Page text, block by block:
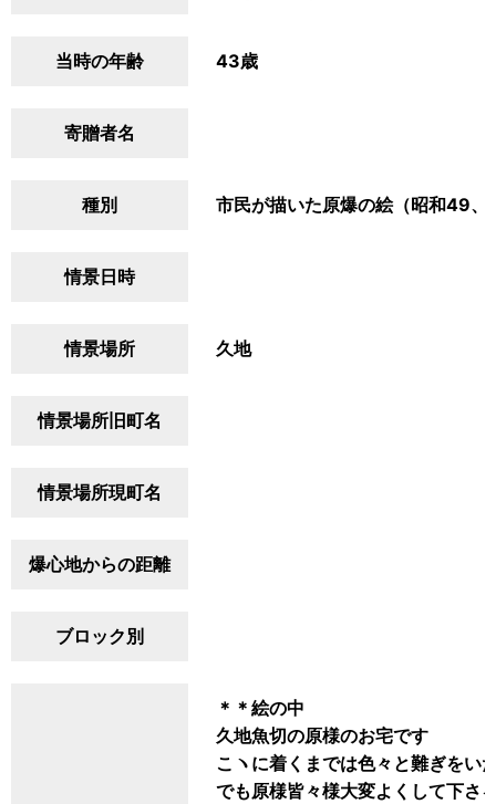
当時の年齢 43歳
寄贈者名
種別 市民が描いた原爆の絵（昭和49、
情景日時
情景場所 久地
情景場所旧町名
情景場所現町名
爆心地からの距離
ブロック別
＊＊絵の中
久地魚切の原様のお宅です
こヽに着くまでは色々と難ぎをい
でも原様皆々様大変よくして下さ